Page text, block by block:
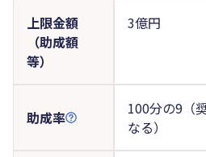
上限金額
（助成額
等）
3億円
助成率
100分の9（
なる）